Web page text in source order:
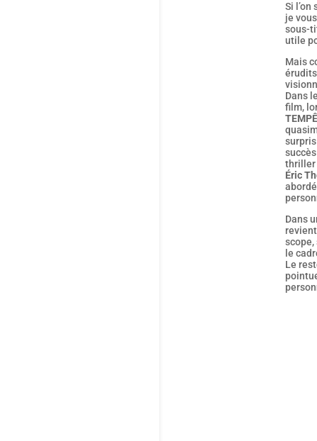
Si
je
sous-
utile
Mais
Dans
film,
thriller
Éric
Dans
scope,
le
Le